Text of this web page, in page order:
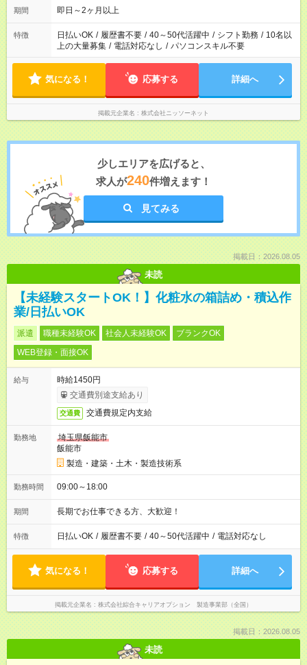
期間 即日～2ヶ月以上
特徴 日払いOK / 履歴書不要 / 40～50代活躍中 / シフト勤務 / 10名以
上の大量募集 / 電話対応なし / パソコンスキル不要
気になる！ 応募する 詳細へ
掲載元企業名 株式会社ニッソーネット
少しエリアを広げると、
求人が240件増えます！
見てみる
掲載日：2026.08.05
未読
【未経験スタートOK！】化粧水の箱詰め・積込作
業/日払いOK
派遣 職種未経験OK 社会人未経験OK
ブランクOK
WEB登録・面接OK
給与
時給1450円
交通費別途支給あり
交通費 交通費規定内支給
勤務地
埼玉県飯能市
飯能市
製造・建築・土木・製造技術系
勤務時間 09:00～18:00
期間 長期でお仕事できる方、大歓迎！
特徴 日払いOK / 履歴書不要 / 40～50代活躍中 / 電話対応なし
気になる！ 応募する 詳細へ
掲載元企業名 株式会社綜合キャリアオプション 製造事業部（全国）
掲載日：2026.08.05
未読